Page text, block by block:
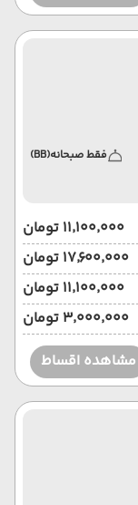
فقط صبحانه(BB)
۱۱٬۱۰۰٬۰۰۰ تومان
۱۷٬۶۰۰٬۰۰۰ تومان
۱۱٬۱۰۰٬۰۰۰ تومان
۳٬۰۰۰٬۰۰۰ تومان
مشاهده اقساط